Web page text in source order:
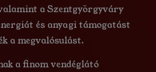
a Szentgyörgyváry
és anyagi támogatást
a megvalósulást.
a finom vendéglátó